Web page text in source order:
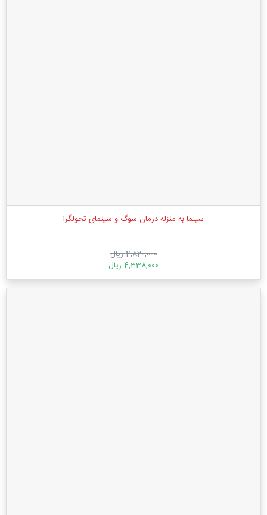
سینما به منزله درمان سوگ و سینمای تحولگرا
4,820,000 ریال
4,338,000 ریال